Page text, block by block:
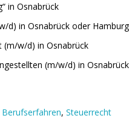
in Osnabrück
d) in Osnabrück oder Hamburg
(m/w/d) in Osnabrück
(m/w/d) in Osnabrück
Berufserfahren, Steuerrecht